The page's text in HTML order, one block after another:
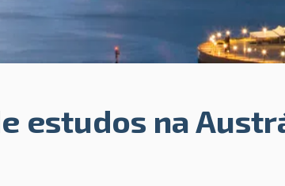
estudos na